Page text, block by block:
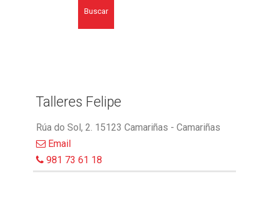
Buscar
Talleres Felipe
Rúa do Sol, 2. 15123 Camariñas - Camariñas
Email
981 73 61 18